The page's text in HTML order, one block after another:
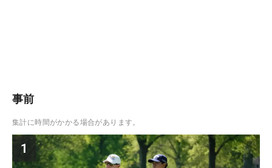
事前
集計に時間がかかる場合があります。
1